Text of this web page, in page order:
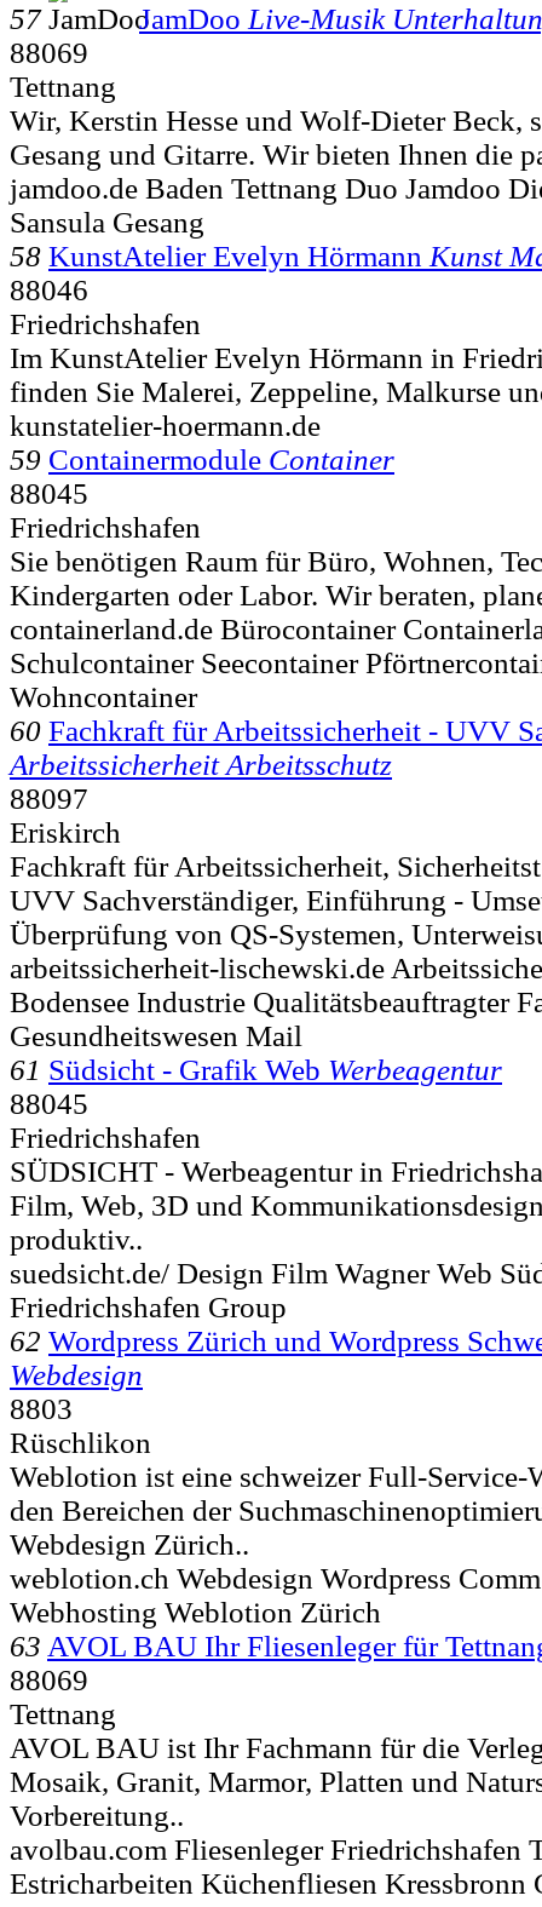
57
JamDoo Live-Musik
88069
Tettnang
Wir, Kerstin Hesse und Wolf-Dieter Beck,
Gesang und Gitarre. Wir bieten Ihnen die
jamdoo.de Baden Tettnang Duo Jamdoo
Sansula Gesang
58 KunstAtelier Evelyn Hörmann Kunst
88046
Friedrichshafen
Im KunstAtelier Evelyn Hörmann in
finden Sie Malerei, Zeppeline, Malkurse
kunstatelier-hoermann.de
59 Containermodule Container
88045
Friedrichshafen
Sie benötigen Raum für Büro, Wohnen,
Kindergarten oder Labor. Wir beraten,
containerland.de Bürocontainer
Schulcontainer Seecontainer
Wohncontainer
60 Fachkraft für Arbeitssicherheit - UVV
Arbeitssicherheit Arbeitsschutz
88097
Eriskirch
Fachkraft für Arbeitssicherheit,
UVV Sachverständiger, Einführung -
Überprüfung von QS-Systemen,
arbeitssicherheit-lischewski.de
Bodensee Industrie Qualitätsbeauftragter
Gesundheitswesen Mail
61 Südsicht - Grafik Web Werbeagentur
88045
Friedrichshafen
SÜDSICHT - Werbeagentur in
Film, Web, 3D und
produktiv..
suedsicht.de/ Design Film Wagner Web
Friedrichshafen Group
62 Wordpress Zürich und Wordpress
Webdesign
8803
Rüschlikon
Weblotion ist eine schweizer Full-Service-
den Bereichen der
Webdesign Zürich..
weblotion.ch Webdesign Wordpress
Webhosting Weblotion Zürich
63 AVOL BAU Ihr Fliesenleger für
88069
Tettnang
AVOL BAU ist Ihr Fachmann für die
Mosaik, Granit, Marmor, Platten und
Vorbereitung..
avolbau.com Fliesenleger Friedrichshafen
Estricharbeiten Küchenfliesen Kressbronn